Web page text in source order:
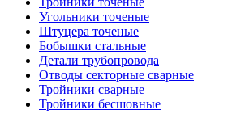
Угольники точеные
Штуцера точеные
Бобышки стальные
Детали трубопровода
Отводы секторные сварные
Тройники сварные
Тройники бесшовные